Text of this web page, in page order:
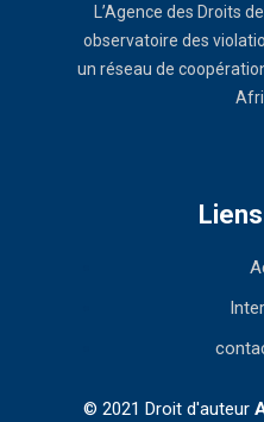
L’Agence des Droits
observatoire des
un réseau de
© 2021 Droit d'auteur